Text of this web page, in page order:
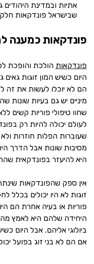
אתיות ובמדינת היהודים
שבישראל פונדקאות
פונדקאות כמענה
פונדקאות הולכת והופכת
היום כשיש המון זוגות
הם לא יוכלו לעשות את זה
מיניים יש גם בעיות שונות
שחוו טיפולי פוריות קשים
לעולם יכולה להיות רק
שעוברות הפלות חוזרות ולא
מסיבות שונות אבל הדרך
היא להיעזר בפונדקאית
אין ספק שהפונדקאות
זוגות לא היו יכולים בכלל
פוריות או בעיה אחרת הם
היחידה שלהם היא לאמץ
ביולוגי אליהם. אבל היום
אם הם לא בני זוג בפועל